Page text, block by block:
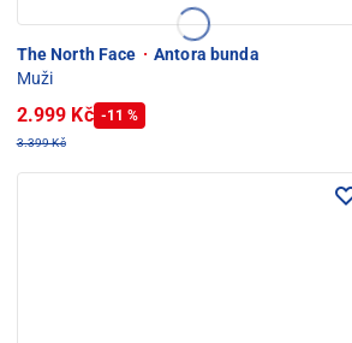
The North Face · Antora bunda
Muži
2.999 Kč -11 %
3.399 Kč